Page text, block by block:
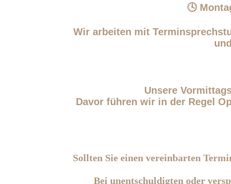
🕓
Wir arbeiten mit
Unsere
Davor führen wir in der Regel
Sollten Sie einen vereinbarten
Bei unentschuldigten oder